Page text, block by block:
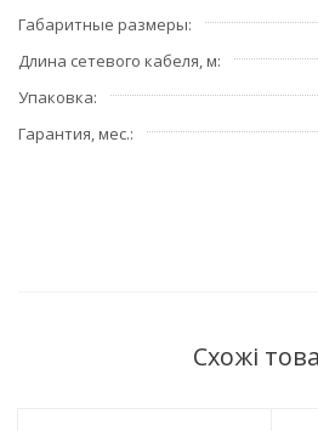
Габаритные размеры
Длина сетевого кабеля, м
Упаковка
Гарантия, мес.
Схожі